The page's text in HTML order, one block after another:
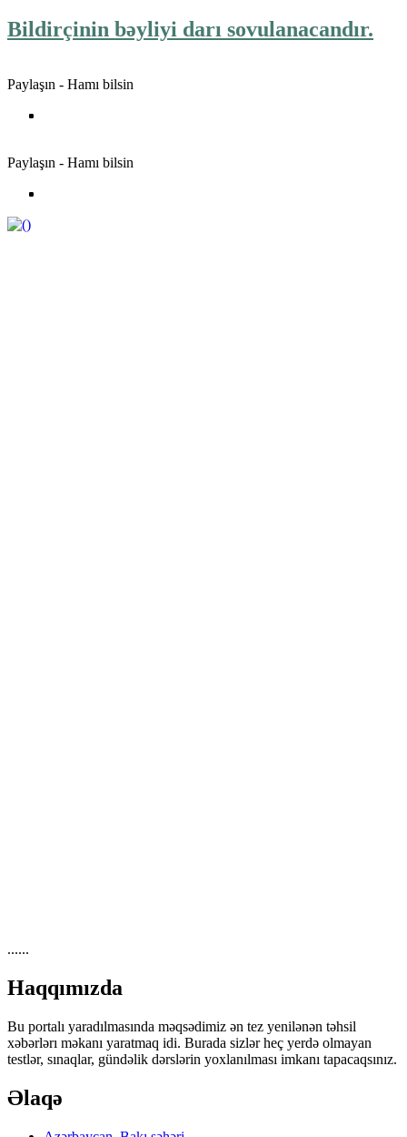
Bildirçinin bəyliyi darı sovulanacandır.
Paylaşın - Hamı bilsin
Paylaşın - Hamı bilsin
......
Haqqımızda
Bu portalı yaradılmasında məqsədimiz ən tez yenilənən təhsil
xəbərlərı məkanı yaratmaq idi. Burada sizlər heç yerdə olmayan
testlər, sınaqlar, gündəlik dərslərin yoxlanılması imkanı tapacaqsınız.
Əlaqə